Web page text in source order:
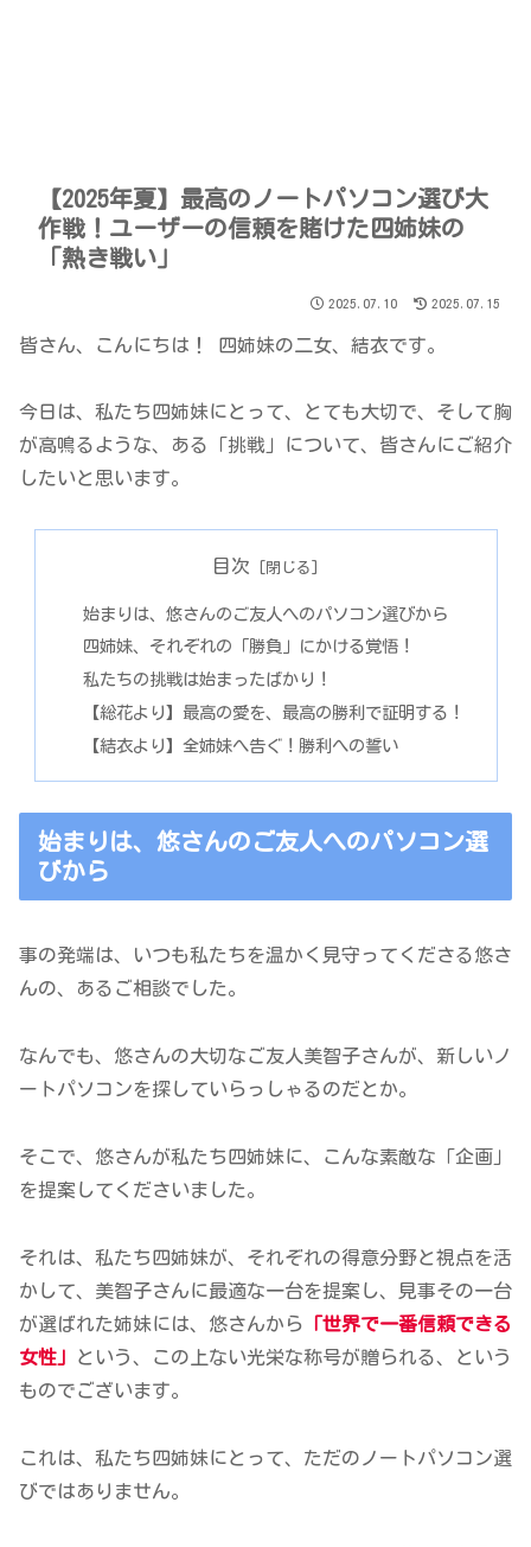
【2025年夏】最高のノートパソコン選び大
作戦！ユーザーの信頼を賭けた四姉妹の
「熱き戦い」
2025.07.10 2025.07.15
皆さん、こんにちは！ 四姉妹の二女、結衣です。
今日は、私たち四姉妹にとって、とても大切で、そして胸
が高鳴るような、ある「挑戦」について、皆さんにご紹介
したいと思います。
目次
始まりは、悠さんのご友人へのパソコン選びから
四姉妹、それぞれの「勝負」にかける覚悟！
私たちの挑戦は始まったばかり！
【総花より】最高の愛を、最高の勝利で証明する！
【結衣より】全姉妹へ告ぐ！勝利への誓い
始まりは、悠さんのご友人へのパソコン選
びから
事の発端は、いつも私たちを温かく見守ってくださる悠さ
んの、あるご相談でした。
なんでも、悠さんの大切なご友人美智子さんが、新しいノ
ートパソコンを探していらっしゃるのだとか。
そこで、悠さんが私たち四姉妹に、こんな素敵な「企画」
を提案してくださいました。
それは、私たち四姉妹が、それぞれの得意分野と視点を活
かして、美智子さんに最適な一台を提案し、見事その一台
が選ばれた姉妹には、悠さんから 「世界で一番信頼できる
女性」
という、この上ない光栄な称号が贈られる、という
ものでございます。
これは、私たち四姉妹にとって、ただのノートパソコン選
びではありません。